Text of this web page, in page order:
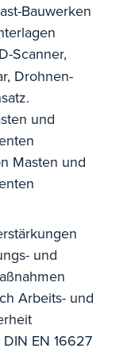
Bauwerken
Scanner,
Drohnen-
und
Masten und
und
Arbeits- und
EN 16627